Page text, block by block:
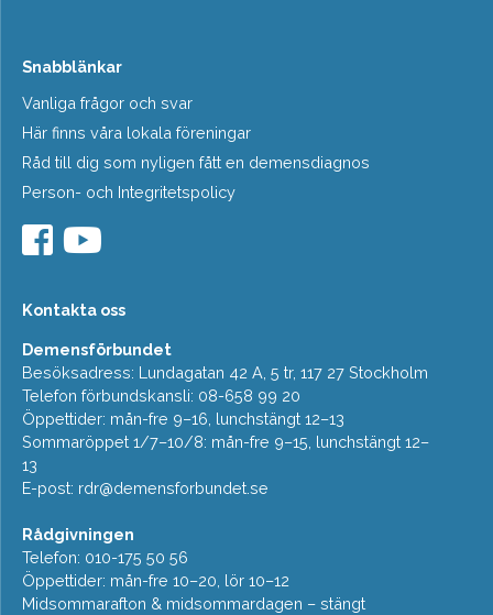
Snabblänkar
Vanliga frågor och svar
Här finns våra lokala föreningar
Råd till dig som nyligen fått en demensdiagnos
Person- och Integritetspolicy
Kontakta oss
Demensförbundet
Besöksadress: Lundagatan 42 A, 5 tr, 117 27 Stockholm
Telefon förbundskansli: 08-658 99 20
Öppettider: mån-fre 9–16, lunchstängt 12–13
Sommaröppet 1/7–10/8: mån-fre 9–15, lunchstängt 12–
13
E-post: rdr@demensforbundet.se
Rådgivningen
Telefon: 010-175 50 56
Öppettider: mån-fre 10–20, lör 10–12
Midsommarafton & midsommardagen – stängt